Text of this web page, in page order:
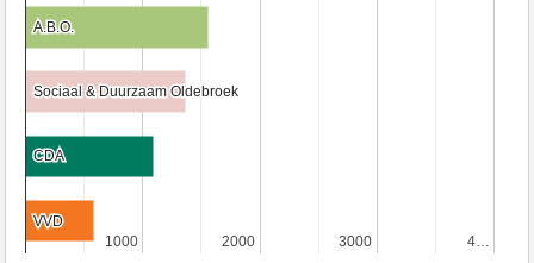
1000
1000 2000
2000 3000
3000 4…
4…
A.B.O.
A.B.O.
Sociaal & Duurzaam Oldebroek
Sociaal & Duurzaam Oldebroek
CDA
CDA
VVD
VVD